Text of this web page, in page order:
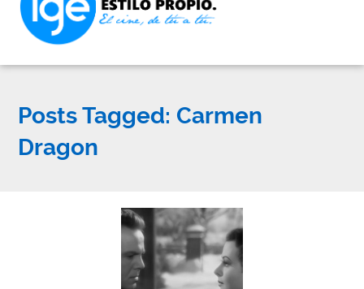
Posts Tagged: Carmen
Dragon